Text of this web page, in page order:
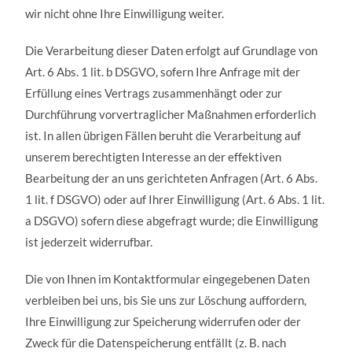
wir nicht ohne Ihre Einwilligung weiter.
Die Verarbeitung dieser Daten erfolgt auf Grundlage von
Art. 6 Abs. 1 lit. b DSGVO, sofern Ihre Anfrage mit der
Erfüllung eines Vertrags zusammenhängt oder zur
Durchführung vorvertraglicher Maßnahmen erforderlich
ist. In allen übrigen Fällen beruht die Verarbeitung auf
unserem berechtigten Interesse an der effektiven
Bearbeitung der an uns gerichteten Anfragen (Art. 6 Abs.
1 lit. f DSGVO) oder auf Ihrer Einwilligung (Art. 6 Abs. 1 lit.
a DSGVO) sofern diese abgefragt wurde; die Einwilligung
ist jederzeit widerrufbar.
Die von Ihnen im Kontaktformular eingegebenen Daten
verbleiben bei uns, bis Sie uns zur Löschung auffordern,
Ihre Einwilligung zur Speicherung widerrufen oder der
Zweck für die Datenspeicherung entfällt (z. B. nach